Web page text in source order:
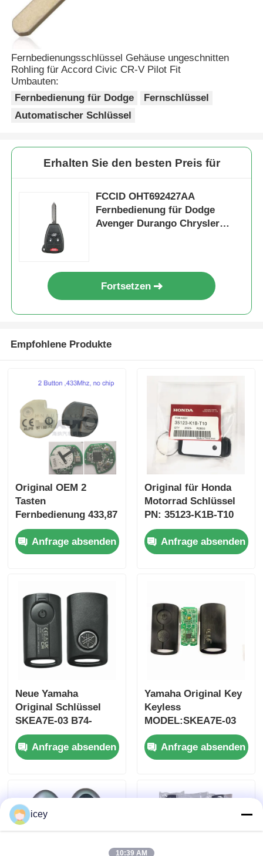
Fernbedienungsschlüssel Gehäuse ungeschnitten
Rohling für Accord Civic CR-V Pilot Fit
Umbauten:
Fernbedienung für Dodge
Fernschlüssel
Automatischer Schlüssel
Erhalten Sie den besten Preis für
FCCID OHT692427AA
Fernbedienung für Dodge
Avenger Durango Chrysler
Fortsetzen
Empfohlene Produkte
Original OEM 2
Tasten
Fernbedienung 433,87
MHz FSK für Su-zuki
Jim-ny 2005–2017,
ohne Chip 37182-A7,
Stück
Anfrage absenden
Original für Honda
Motorrad Schlüssel
PN: 35123-K1B-T10
drei-Taste
FSK433.92MHz
ID47chip
Anfrage absenden
Neue Yamaha
Original Schlüssel
SKEA7E-03 B74-
H6261-02 662F-
SKEA7D03
Anfrage absenden
Yamaha Original Key
Keyless
MODEL:SKEA7E-03
Für Yamaha Smart
Remote Key B74-
H6261-02/662F-
Anfrage absenden
icey
10:39 AM